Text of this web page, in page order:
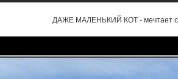
ДАЖЕ МАЛЕНЬКИЙ КОТ - мечтает